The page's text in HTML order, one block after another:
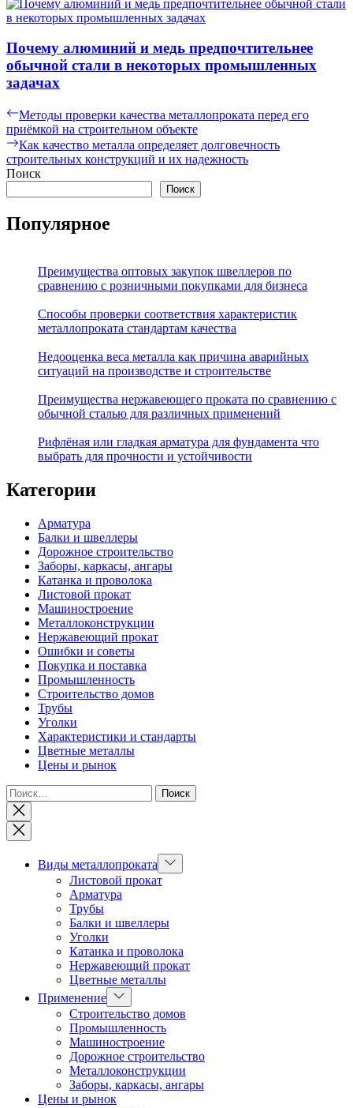
Почему алюминий и медь предпочтительнее
обычной стали в некоторых промышленных
задачах
Навигация
по
записям
Предыдущая
запись:
Методы проверки качества металлопроката перед его
приёмкой на строительном объекте
Следующая
запись:
Как качество металла определяет долговечность
строительных конструкций и их надежность
Поиск
Поиск
Популярное
Преимущества оптовых закупок швеллеров по
сравнению с розничными покупками для бизнеса
Способы проверки соответствия характеристик
металлопроката стандартам качества
Недооценка веса металла как причина аварийных
ситуаций на производстве и строительстве
Преимущества нержавеющего проката по сравнению с
обычной сталью для различных применений
Рифлёная или гладкая арматура для фундамента что
выбрать для прочности и устойчивости
Категории
Арматура
Балки и швеллеры
Дорожное строительство
Заборы, каркасы, ангары
Катанка и проволока
Листовой прокат
Машиностроение
Металлоконструкции
Нержавеющий прокат
Ошибки и советы
Покупка и поставка
Промышленность
Строительство домов
Трубы
Уголки
Характеристики и стандарты
Цветные металлы
Цены и рынок
Найти:
Закрыть
Виды металлопроката
Показывать
подменю
Листовой прокат
Арматура
Трубы
Балки и швеллеры
Уголки
Катанка и проволока
Нержавеющий прокат
Цветные металлы
Применение Показывать
подменю
Строительство домов
Промышленность
Машиностроение
Дорожное строительство
Металлоконструкции
Заборы, каркасы, ангары
Цены и рынок